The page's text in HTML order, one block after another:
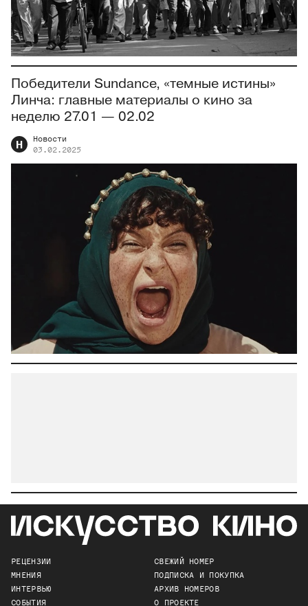
Победители Sundance, «темные истины»
Линча: главные материалы о кино за
неделю 27.01 — 02.02
Н
Новости
03.02.2025
РЕЦЕНЗИИ
МНЕНИЯ
ИНТЕРВЬЮ
СОБЫТИЯ
СВЕЖИЙ НОМЕР
ПОДПИСКА И ПОКУПКА
АРХИВ НОМЕРОВ
О ПРОЕКТЕ